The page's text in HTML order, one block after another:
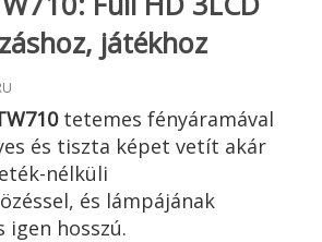
játékhoz
tetemes fényáramával
és tiszta képet vetít akár
nélküli
és lámpájának
hosszú.